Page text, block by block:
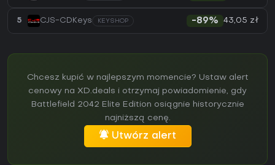
5 CJS-CDKeys KEYSHOP -89% 43,05 zł
Chcesz kupić w najlepszym momencie? Ustaw alert
cenowy na XD.deals i otrzymaj powiadomienie, gdy
Battlefield 2042 Elite Edition osiągnie historycznie
najniższą cenę.
Utwórz alert